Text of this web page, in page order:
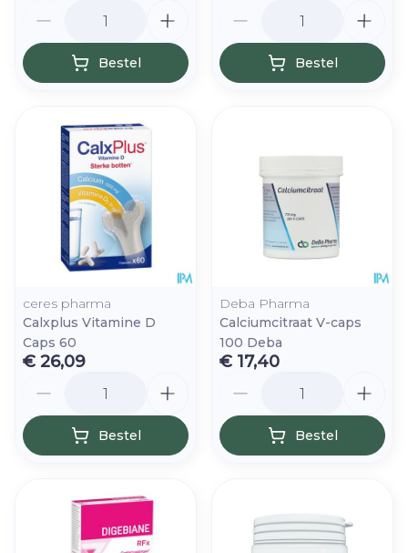
Bestel Bestel
ceres pharma
Calxplus Vitamine D
Caps 60
€ 26,09
Bestel
Deba Pharma
Calciumcitraat V-caps
100 Deba
€ 17,40
Bestel